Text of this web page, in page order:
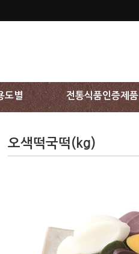
도별 전통식품인증제품
오색떡국떡(kg)